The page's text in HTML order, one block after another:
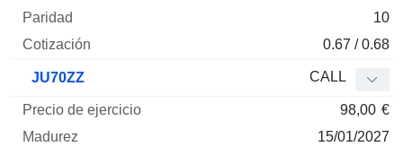
10
0.67 / 0.68
JU70ZZ CALL
98,00 €
15/01/2027